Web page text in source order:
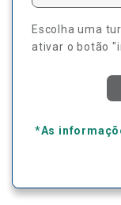
Escolha uma
ativar o botão
*As